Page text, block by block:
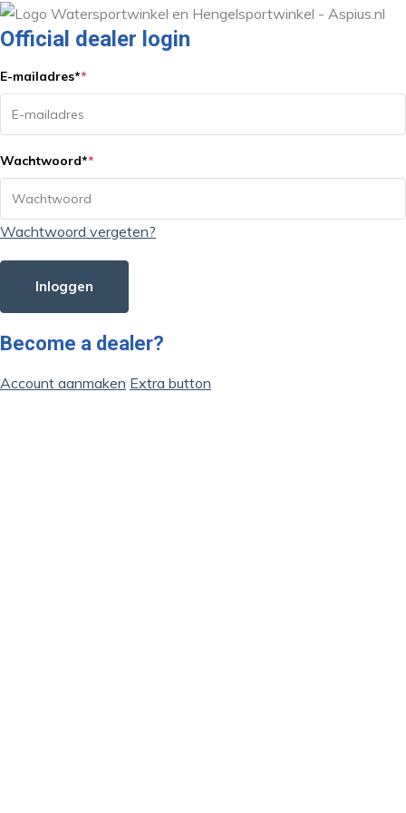
Official dealer login
E-mailadres**
Wachtwoord**
Wachtwoord vergeten?
Inloggen
Become a dealer?
Account aanmaken Extra button